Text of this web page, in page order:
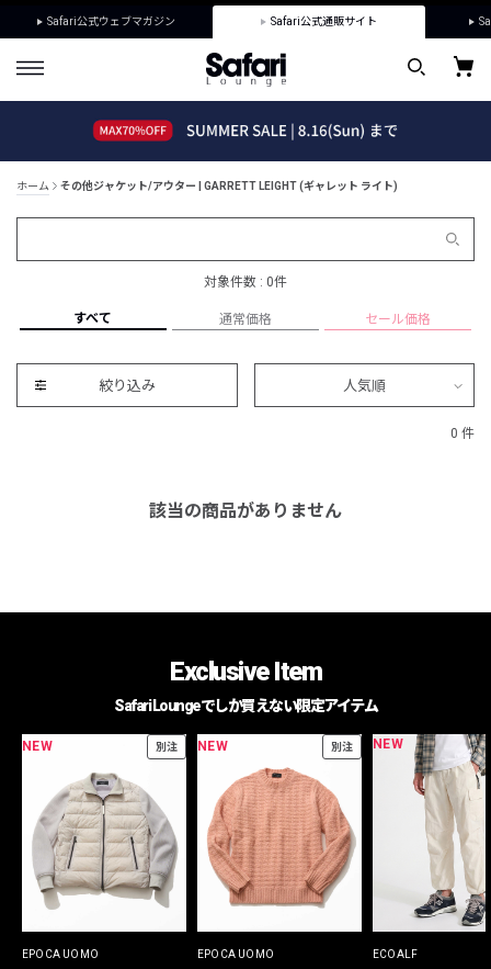
Safari公式ウェブマガジン Safari公式通販サイト
ホーム その他ジャケット/アウター | GARRETT LEIGHT (ギャレット ライト)
対象件数 : 0件
すべて 通常価格 セール価格
絞り込み 人気順
0 件
該当の商品がありません
Exclusive Item
Safari Loungeでしか買えない限定アイテム
NEW 別注
EPOCA UOMO
NEW 別注
EPOCA UOMO
NEW
ECOALF